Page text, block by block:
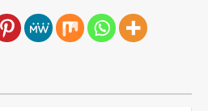
road repair delays: नोएडा
परेशानी